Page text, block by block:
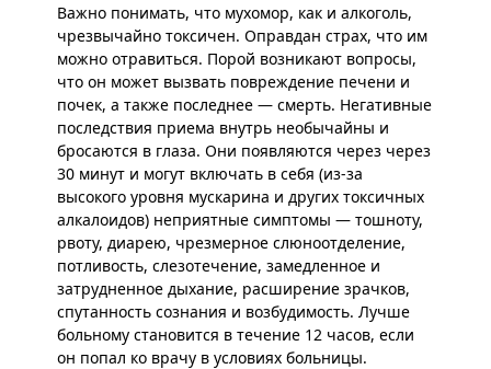
Важно понимать, что мухомор, как и алкоголь,
чрезвычайно токсичен. Оправдан страх, что им
можно отравиться. Порой возникают вопросы,
что он может вызвать повреждение печени и
почек, а также последнее — смерть. Негативные
последствия приема внутрь необычайны и
бросаются в глаза. Они появляются через через
30 минут и могут включать в себя (из-за
высокого уровня мускарина и других токсичных
алкалоидов) неприятные симптомы — тошноту,
рвоту, диарею, чрезмерное слюноотделение,
потливость, слезотечение, замедленное и
затрудненное дыхание, расширение зрачков,
спутанность сознания и возбудимость. Лучше
больному становится в течение 12 часов, если
он попал ко врачу в условиях больницы.